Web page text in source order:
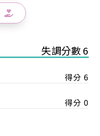
失調分數 6
得分 6
得分 0